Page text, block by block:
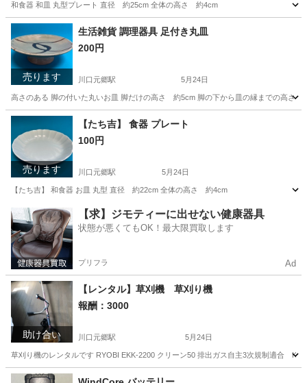
和食器 和皿 丸型プレート 直径 約25cm 全体の高さ 約4cm
埼玉 川口市 川口元郷駅 家庭用品
売ります
生活雑貨 調理器具 足付き丸皿
200円
川口元郷駅 5月24日
高さのある 脚の付いた丸いお皿 脚だけの高さ 約5cm 脚の下から皿の縁までの高さ
埼玉 川口市 川口元郷駅 その他
売ります
【たち吉】 食器 プレート
100円
川口元郷駅 5月24日
【たち吉】 和食器 お皿 丸型 直径 約22cm 全体の高さ 約4cm
埼玉 川口市 川口元郷駅 食器 たち吉
【求】ジモティーに出せない健康器具
状態が悪くてもOK！最大限買取します
プリフラ Ad
助け合い
【レンタル】草刈機 草刈り機
報酬：3000
川口元郷駅 5月24日
草刈り機のレンタルです RYOBI EKK-2200 クリーン50 排出ガス自主3次規制適合 K
埼玉 川口市 貸したい